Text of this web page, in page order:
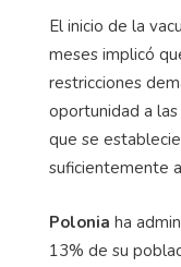
El inicio de la
meses implicó
restricciones
oportunidad a
que se
suficientemente
Polonia ha
13% de su